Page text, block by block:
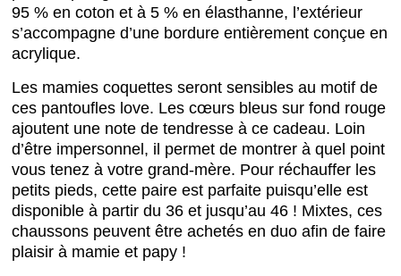
95 % en coton et à 5 % en élasthanne, l’extérieur
s’accompagne d’une bordure entièrement conçue en
acrylique.
Les mamies coquettes seront sensibles au motif de
ces pantoufles love. Les cœurs bleus sur fond rouge
ajoutent une note de tendresse à ce cadeau. Loin
d’être impersonnel, il permet de montrer à quel point
vous tenez à votre grand-mère. Pour réchauffer les
petits pieds, cette paire est parfaite puisqu’elle est
disponible à partir du 36 et jusqu’au 46 ! Mixtes, ces
chaussons peuvent être achetés en duo afin de faire
plaisir à mamie et papy !